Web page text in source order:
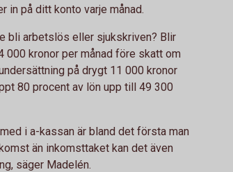
in på ditt konto varje månad.
bli arbetslös eller sjukskriven? Blir
kronor per månad före skatt om
på drygt 11 000 kronor
80 procent av lön upp till 49 300
i a-kassan är bland det första man
än inkomsttaket kan det även
säger Madelén.